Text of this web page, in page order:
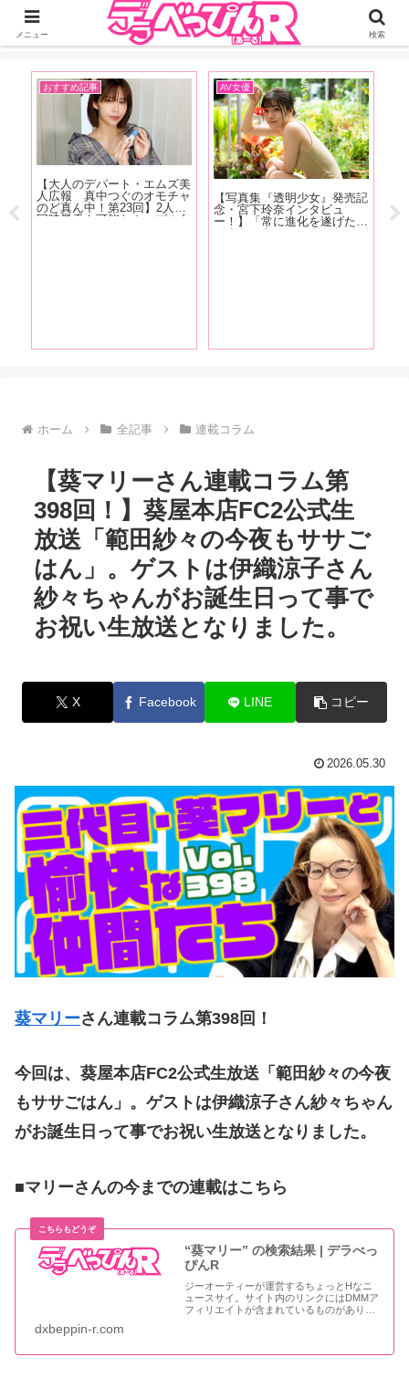
ジーオーティーが運営するちょっとHなニュースサイ。サイト内のリンクには
DMMアフィリエイトが含まれているものがあります
おすすめ記事
【大人のデパート・エムズ美
人広報 真中つぐのオモチャ
のど真ん中！第23回】2人で
同時昇天も可能なカップル向
AV女優
【写真集『透明少女』発売記
念・宮下玲奈インタビュ
ー！】「常に進化を遂げたい
ですね。あと、いろんなメデ
勢
ン
ホーム 全記事 連載コラム
【葵マリーさん連載コラム第
398回！】葵屋本店FC2公式生
放送「範田紗々の今夜もササご
はん」。ゲストは伊織涼子さん
紗々ちゃんがお誕生日って事で
お祝い生放送となりました。
X Facebook LINE コピー
2026.05.30
葵マリーさん連載コラム第398回！
今回は、 葵屋本店FC2公式生放送「範田紗々の今夜
もササごはん」。ゲストは伊織涼子さん紗々ちゃん
がお誕生日って事でお祝い生放送となりました。
■マリーさんの今までの連載はこちら
“葵マリー” の検索結果 | デラべっ
ぴんR
ジーオーティーが運営するちょっとHなニ
ュースサイ。サイト内のリンクにはDMMア
フィリエイトが含まれているものがありま
dxbeppin-r.com
メニュー 検索